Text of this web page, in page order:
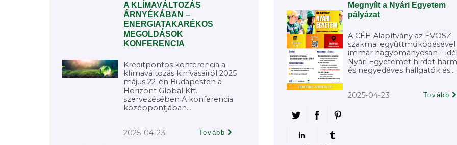
A KLÍMAVÁLTOZÁS
ÁRNYÉKÁBAN –
ENERGIATAKARÉKOS
MEGOLDÁSOK
KONFERENCIA
Kreditpontos konferencia a
klímaváltozás kihívásairól 2025
május 22-én Budapesten a
Horizont Global Kft.
szervezésében A konferencia
középpontjában...
2025-04-23 Tovább
Megnyílt a Nyári Egyetem
pályázat
A CÉH Alapítvány az ÉVOSZ
szakmai együttműködésével
immár hagyományosan –
Nyári Egyetemet hirdet
és negyedéves hallgatók és...
2025-04-23 Tovább